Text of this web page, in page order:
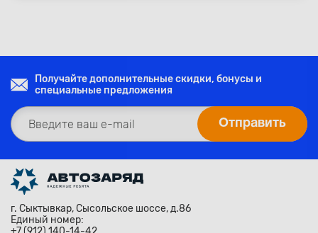
Получайте дополнительные скидки, бонусы и
специальные предложения
г. Сыктывкар, Сысольское шоссе, д.86
Единый номер: